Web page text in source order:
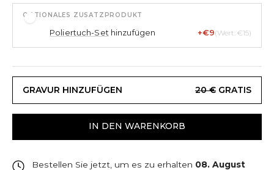
OPTIONALES ZUSATZPRODUKT
Poliertuch-Set hinzufügen +€9(Wert: €15)
GRAVUR HINZUFÜGEN 20 € GRATIS
IN DEN WARENKORB
Bestellen Sie jetzt, um es zu erhalten 08. August